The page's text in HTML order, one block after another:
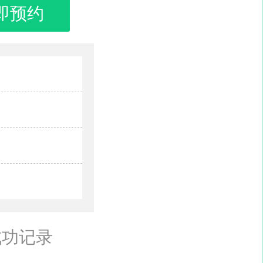
预约
记录